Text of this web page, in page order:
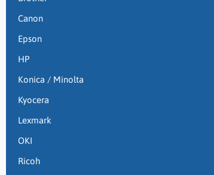
Canon
Epson
HP
Konica / Minolta
Kyocera
Lexmark
OKI
Ricoh